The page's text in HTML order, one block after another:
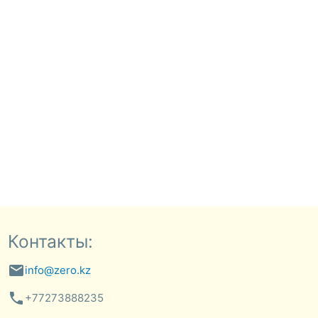
Контакты:
emailinfo@zero.kz
phone +77273888235